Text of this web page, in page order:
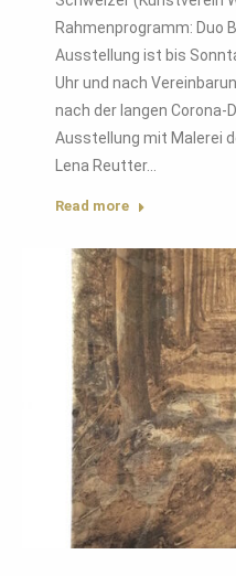
Rahmenprogramm: Duo
Ausstellung ist bis
Uhr und nach
nach der langen
Ausstellung mit Malerei
Lena Reutter…
Read more